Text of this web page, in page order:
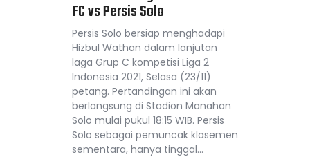
FC vs Persis Solo
Persis Solo bersiap menghadapi
Hizbul Wathan dalam lanjutan
laga Grup C kompetisi Liga 2
Indonesia 2021, Selasa (23/11)
petang. Pertandingan ini akan
berlangsung di Stadion Manahan
Solo mulai pukul 18:15 WIB. Persis
Solo sebagai pemuncak klasemen
sementara, hanya tinggal…